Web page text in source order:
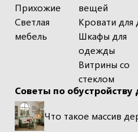
Прихожие
Светлая
мебель
вещей
Кровати для
Шкафы для
одежды
Витрины со
стеклом
Советы по обустройству
Что такое массив